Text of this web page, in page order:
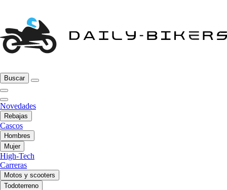
Buscar
Novedades
Rebajas
Cascos
Hombres
Mujer
High-Tech
Carreras
Motos y scooters
Todoterreno